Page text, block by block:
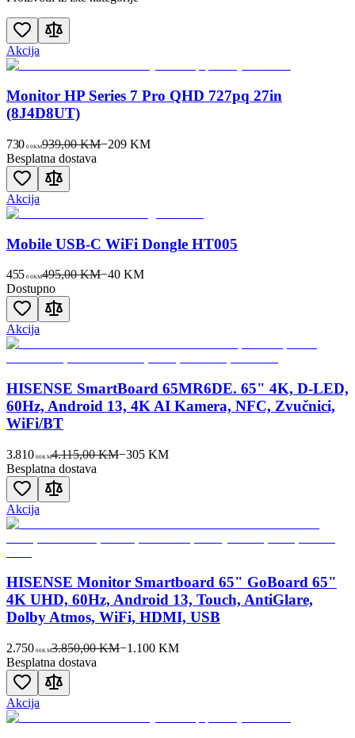
Akcija
Monitor HP Series 7 Pro QHD 727pq 27in
(8J4D8UT)
730 00KM939,00 KM−209 KM
Besplatna dostava
Akcija
Mobile USB-C WiFi Dongle HT005
455 00KM495,00 KM−40 KM
Dostupno
Akcija
HISENSE SmartBoard 65MR6DE. 65" 4K, D-LED,
60Hz, Android 13, 4K AI Kamera, NFC, Zvučnici,
WiFi/BT
3.810 00KM4.115,00 KM−305KM
Besplatna dostava
Akcija
HISENSE Monitor Smartboard 65" GoBoard 65"
4K UHD, 60Hz, Android 13, Touch, AntiGlare,
Dolby Atmos, WiFi, HDMI, USB
2.750 00KM3.850,00 KM−1.100KM
Besplatna dostava
Akcija